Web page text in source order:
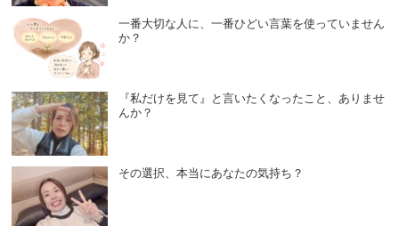
一番大切な人に、一番ひどい言葉を使っていません
か？
『私だけを見て』と言いたくなったこと、ありませ
んか？
その選択、本当にあなたの気持ち？